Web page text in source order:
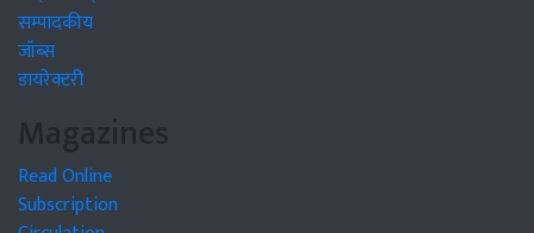
सम्पादकीय
जॉब्स
डायरेक्टरी
Magazines
Read Online
Subscription